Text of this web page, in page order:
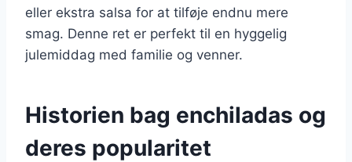
eller ekstra salsa for at tilføje endnu mere
smag. Denne ret er perfekt til en hyggelig
julemiddag med familie og venner.
Historien bag enchiladas og
deres popularitet